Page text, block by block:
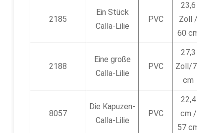
2185
Ein Stück
Calla-Lilie
PVC
23,6
Zoll /
60 cm
2188
Eine große
Calla-Lilie
PVC
27,3
Zoll/71
cm
8057
Die Kapuzen-
Calla-Lilie
PVC
22,4
cm /
57 cm